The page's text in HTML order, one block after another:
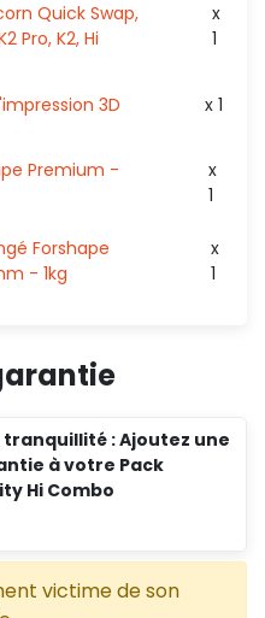
Quick Swap,
Pro, K2, Hi
x
1
3D x 1
Premium -
x
1
Forshape
- 1kg
x
1
: Ajoutez une
à votre Pack
Hi Combo
victime de son